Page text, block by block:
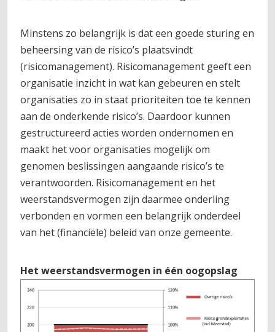
Minstens zo belangrijk is dat een goede sturing en
beheersing van de risico’s plaatsvindt
(risicomanagement). Risicomanagement geeft een
organisatie inzicht in wat kan gebeuren en stelt
organisaties zo in staat prioriteiten toe te kennen
aan de onderkende risico’s. Daardoor kunnen
gestructureerd acties worden ondernomen en
maakt het voor organisaties mogelijk om
genomen beslissingen aangaande risico’s te
verantwoorden. Risicomanagement en het
weerstandsvermogen zijn daarmee onderling
verbonden en vormen een belangrijk onderdeel
van het (financiële) beleid van onze gemeente.
Het weerstandsvermogen in één oogopslag